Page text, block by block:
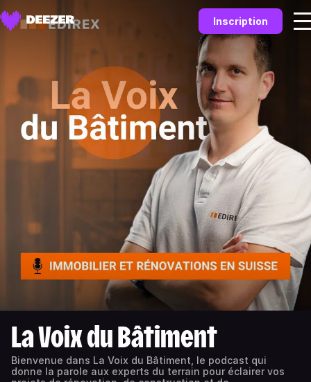
Inscription
La Voix du Bâtiment
Bienvenue dans La Voix du Bâtiment, le podcast qui
donne la parole aux experts du terrain pour éclairer vos